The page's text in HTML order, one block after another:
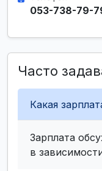
053-738-79-
Часто
Какая
Зарплата
в